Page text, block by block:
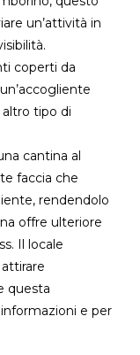
un’attività in
coperti da
tipo di
cantina al
faccia che
rendendolo
offre ulteriore
Il locale
questa
e per